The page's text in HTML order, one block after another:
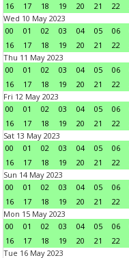
16
17 18 19 20 21 22
Wed 10 May 2023
00
01 02 03 04 05 06
16
17 18 19 20 21 22
Thu 11 May 2023
00
01 02 03 04 05 06
16
17 18 19 20 21 22
Fri 12 May 2023
00
01 02 03 04 05 06
16
17 18 19 20 21 22
Sat 13 May 2023
00
01 02 03 04 05 06
16
17 18 19 20 21 22
Sun 14 May 2023
00
01 02 03 04 05 06
16
17 18 19 20 21 22
Mon 15 May 2023
00
01 02 03 04 05 06
16
17 18 19 20 21 22
Tue 16 May 2023